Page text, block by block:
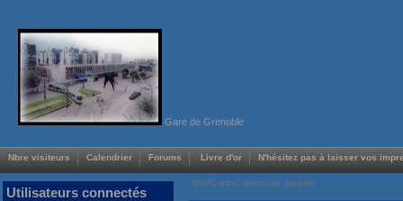
Gare de Grenoble
Nbre visiteurs Calendrier Forums Livre d'or N'hésitez pas à laisser vos
Voir/Cacher menus de gauche
Utilisateurs connectés